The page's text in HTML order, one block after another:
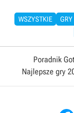
WSZYSTKIE GRY
Poradnik
Najlepsze gry